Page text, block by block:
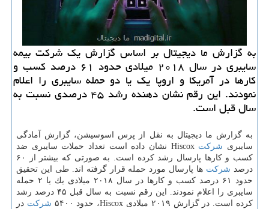
به گزارش ما دیجیتال بر اساس گزارش یك شركت بیمه
سایبری در سال ۲۰۱۸ میلادی حدود ۶۱ درصد كسب و
كارها در آمریكا و اروپا یك یا دو حمله سایبری را اعلام
نمودند. این رقم نشان دهنده رشد ۴۵ درصدی نسبت به
سال قبل است.
به گزارش ما دیجیتال به نقل از پرس اسوسیشن، گزارش آمادگی
سایبری شركت
Hiscox نشان داده است تعداد حملات سایبری ضد
كسب و كارها پارسال رشد كرده است. به صورتی كه بیشتر از ۶۰
درصد شركت ها پارسال مورد حمله قرار گرفته اند. طی این تحقیق
حدود ۶۱ درصد كسب و كارها در سال ۲۰۱۸ میلادی یك یا ۲ حمله
سایبری را اعلام نمودند. این رقم نسبت به سال قبل ۴۵ درصد رشد
كرده است. در گزارش ۲۰۱۹ میلادی Hiscox، حدود ۵۴۰۰
شركت در